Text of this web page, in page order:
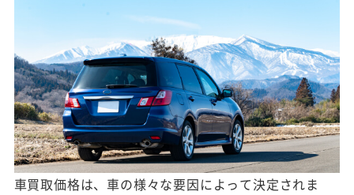
車買取価格は、車の様々な要因によって決定されま